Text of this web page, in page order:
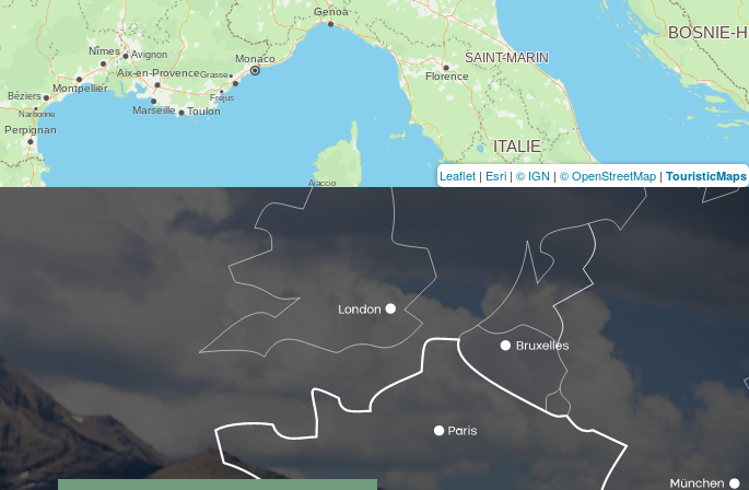
Leaflet | Esri | © IGN | © OpenStreetMap | TouristicMaps